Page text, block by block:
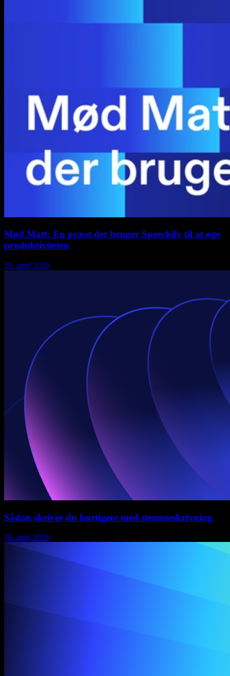
Mød Matt: En præst der bruger Speechify til at øge
produktiviteten
19. april 2026
Sådan skriver du hurtigere med stemmeskrivning
16. april 2026